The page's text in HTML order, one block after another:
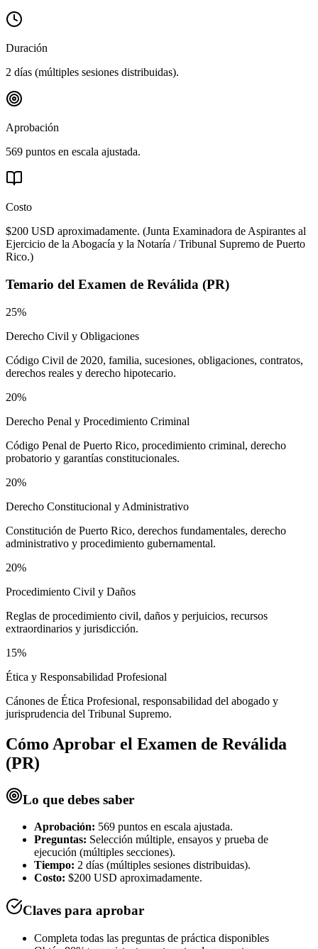
Duración
2 días (múltiples sesiones distribuidas).
Aprobación
569 puntos en escala ajustada.
Costo
$200 USD aproximadamente. (Junta Examinadora de Aspirantes al
Ejercicio de la Abogacía y la Notaría / Tribunal Supremo de Puerto
Rico.)
Temario del Examen de Reválida (PR)
25%
Derecho Civil y Obligaciones
Código Civil de 2020, familia, sucesiones, obligaciones, contratos,
derechos reales y derecho hipotecario.
20%
Derecho Penal y Procedimiento Criminal
Código Penal de Puerto Rico, procedimiento criminal, derecho
probatorio y garantías constitucionales.
20%
Derecho Constitucional y Administrativo
Constitución de Puerto Rico, derechos fundamentales, derecho
administrativo y procedimiento gubernamental.
20%
Procedimiento Civil y Daños
Reglas de procedimiento civil, daños y perjuicios, recursos
extraordinarios y jurisdicción.
15%
Ética y Responsabilidad Profesional
Cánones de Ética Profesional, responsabilidad del abogado y
jurisprudencia del Tribunal Supremo.
Cómo Aprobar el Examen de Reválida
(PR)
Lo que debes saber
Aprobación: 569 puntos en escala ajustada.
Preguntas: Selección múltiple, ensayos y prueba de
ejecución (múltiples secciones).
Tiempo: 2 días (múltiples sesiones distribuidas).
Costo: $200 USD aproximadamente.
Claves para aprobar
Completa todas las preguntas de práctica disponibles